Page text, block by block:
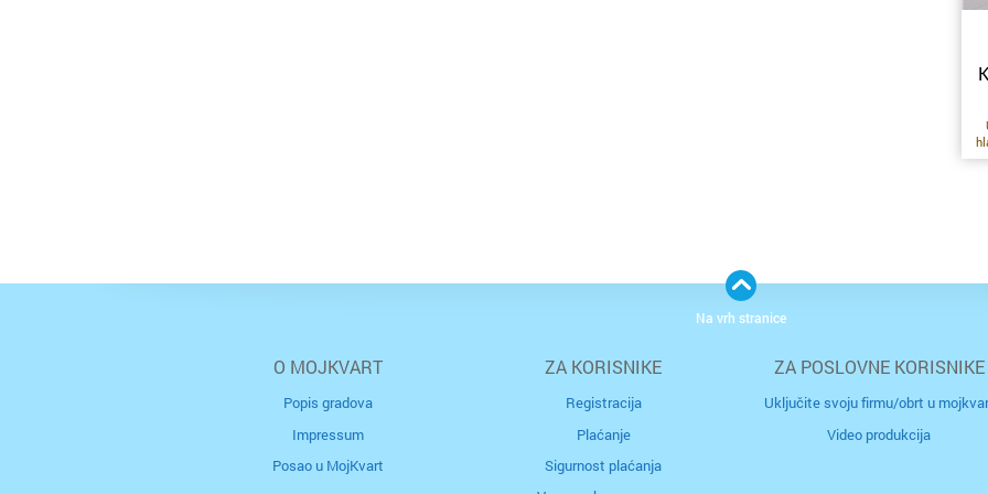
O MOJKVART
Popis gradova
Impressum
Posao u MojKvart
ZA KORISNIKE
Registracija
Plaćanje
Sigurnost plaćanja
ZA POSLOVNE KORISNIKE
Uključite svoju firmu/obrt u
Video produkcija
Na vrh stranice